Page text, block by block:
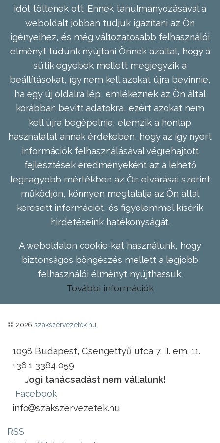
időt töltenek ott. Ennek tanulmányozásával a
weboldalt jobban tudjuk igazítani az Ön
igényeihez, és még változatosabb felhasználói
élményt tudunk nyújtani Önnek azáltal, hogy a
sütik egyebek mellett megjegyzik a
beállításokat, így nem kell azokat újra bevinnie,
ha egy új oldalra lép, emlékeznek az Ön által
korábban bevitt adatokra, ezért azokat nem
kell újra begépelnie, elemzik a honlap
használatát annak érdekében, hogy az így nyert
információk felhasználásával végrehajtott
fejlesztések eredményeként az a lehető
legnagyobb mértékben az Ön elvárásai szerint
működjön, könnyen megtalálja az Ön által
keresett információt, és figyelemmel kísérik
hirdetéseink hatékonyságát.
A weboldalon cookie-kat használunk, hogy
biztonságos böngészés mellett a legjobb
felhasználói élményt nyújthassuk.
További információk
© 2026 szakszervezetek.hu
1098 Budapest, Csengettyű utca 7. II. em. 11.
+36 1 3384 059
Jogi tanácsadást nem vállalunk!
Facebook
info
szakszervezetek.hu
RSS